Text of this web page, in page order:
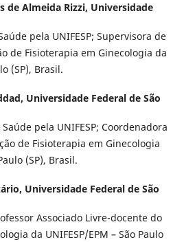
de Almeida Rizzi, Universidade
pela UNIFESP; Supervisora de
de Fisioterapia em Ginecologia da
(SP), Brasil.
Universidade Federal de São
pela UNIFESP; Coordenadora
de Fisioterapia em Ginecologia
(SP), Brasil.
Universidade Federal de São
Associado Livre-docente do
da UNIFESP/EPM – São Paulo